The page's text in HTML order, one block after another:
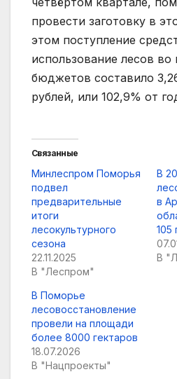
провести заготовку в
этом поступление
использование лесов во
бюджетов составило
рублей, или 102,9% от
Связанные
Минлеспром Поморья
подвел
предварительные
итоги
лесокультурного
сезона
22.11.2025
В "Леспром"
В
в
105
В
В Поморье
лесовосстановление
провели на площади
более 8000 гектаров
18.07.2026
В "Нацпроекты"